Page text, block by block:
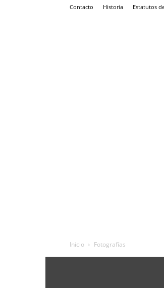
Contacto Historia Estatutos
Inicio Fotografías